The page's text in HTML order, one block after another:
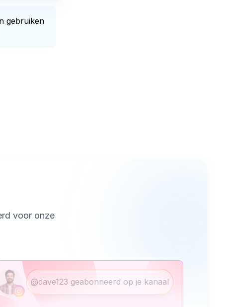
gebruiken
voor onze
@dave123 geabonneerd op je kanaal